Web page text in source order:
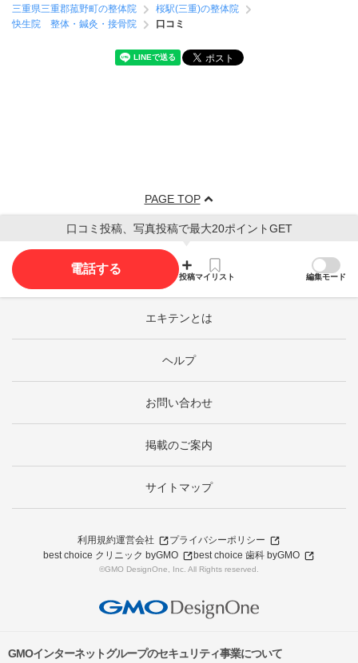
三重県三重郡菰野町の整体院
桜駅(三重)の整体院
快生院 整体・鍼灸・接骨院
口コミ
PAGE TOP
口コミ投稿、写真投稿で最大20ポイントGET
電話する
投稿マイリスト 編集モード
エキテンとは
ヘルプ
お問い合わせ
掲載のご案内
サイトマップ
利用規約運営会社
プライバシーポリシー
best choice クリニック byGMO
best choice 歯科 byGMO
©GMO DesignOne, Inc. All Rights reserved.
GMOインターネットグループのセキュリティ事業について